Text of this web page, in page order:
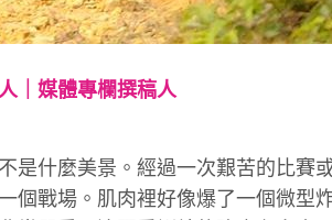
｜媒體專欄撰稿人
是什麼美景。經過一次艱苦的比賽
個戰場。肌肉裡好像爆了一個微型